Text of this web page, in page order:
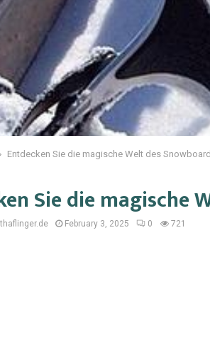
Entdecken Sie die magische Welt des
Sie die magische
February 3, 2025 0 721